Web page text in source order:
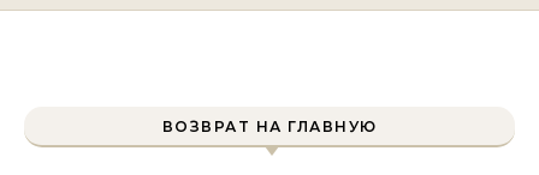
ВОЗВРАТ НА ГЛАВНУЮ